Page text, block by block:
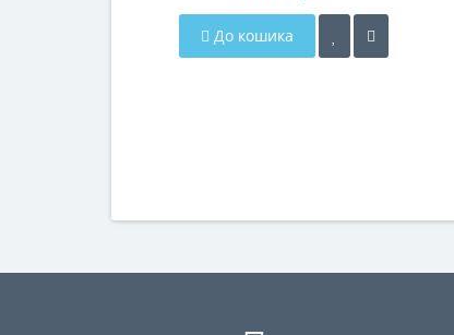
До кошика